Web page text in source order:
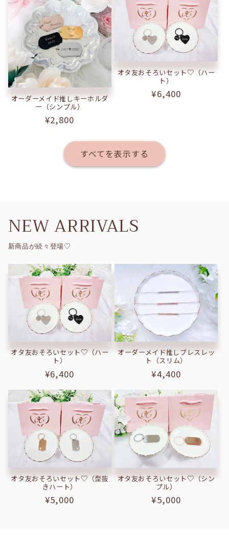
格
オーダーメイド推しキーホルダ
ー（シンプル）
通
¥2,800
オタ友おそろいセット♡（ハー
ト）
通
¥6,400
すべてを表示する
NEW ARRIVALS
新商品が続々登場♡
オタ友おそろいセット♡（ハー
ト）
通
価
格
¥6,400
オーダーメイド推しブレスレッ
ト（スリム）
通
価
格
¥4,400
オタ友おそろいセット♡（型抜
きハート）
通
¥5,000
オタ友おそろいセット♡（シン
プル）
通
¥5,000